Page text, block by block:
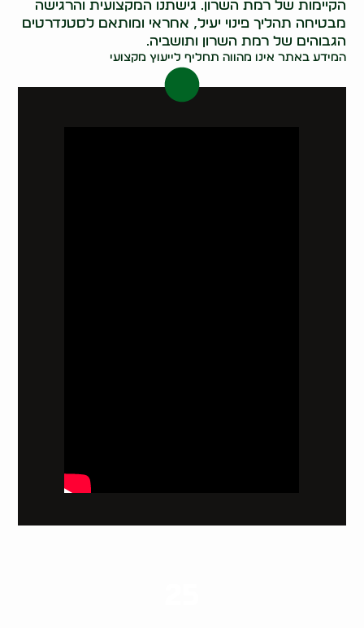
הקיימות של רמת השרון. גישתנו המקצועית והרגישה
מבטיחה תהליך פינוי יעיל, אחראי ומותאם לסטנדרטים
הגבוהים של רמת השרון ותושביה.
המידע באתר אינו מהווה תחליף לייעוץ מקצועי